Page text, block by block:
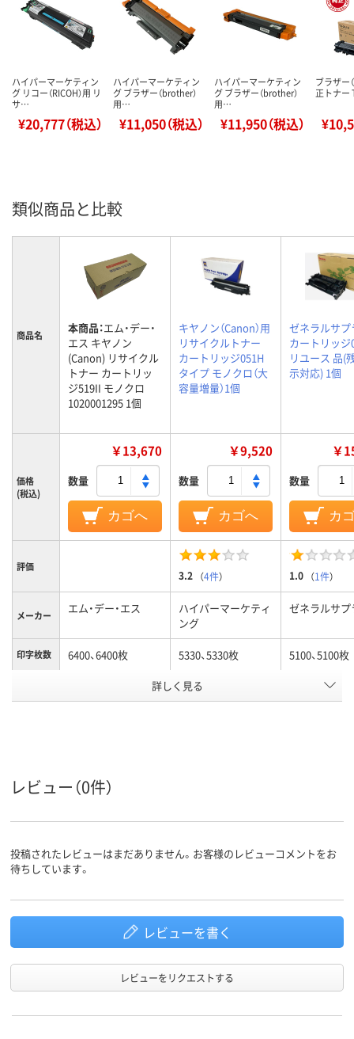
ハイパーマーケティン
グ リコー（RICOH）用 リ
サ…
¥20,777（税込）
ハイパーマーケティン
グ ブラザー（brother）
用…
¥11,050（税込）
ハイパーマーケティン
グ ブラザー（brother）
用…
¥11,950（税込）
ブラザー
正トナ
類似商品と比較
商品名 本商品：エム・デー・
エス キヤノン
(Canon) リサイクル
トナー カートリッ
ジ519II モノクロ
1020001295 1個
キヤノン（Canon）用
リサイクルトナー
カートリッジ051H
タイプ モノクロ（大
容量増量）1個
ゼネラルサプ
カートリッジ
リユース 品(
示対応) 1個
価格
(税込)
￥13,670
数量
カゴへ
￥9,520
数量
カゴへ
￥
数量
カ
評価
3.2 （4件） 1.0 （1件）
メーカー エム・デー・エス
ハイパーマーケティ
ング
ゼネラルサプ
印字枚数 6400、6400枚 5330、5330枚 5100、5100枚
ブラック系
スコア
詳しく見る
レビュー（0件）
投稿されたレビューはまだありません。お客様のレビューコメントをお
待ちしています。
レビューを書く
レビューをリクエストする